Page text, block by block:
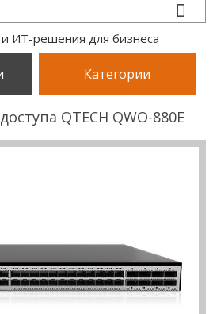
ИТ-решения для бизнеса
Категории
QTECH QWO-880E